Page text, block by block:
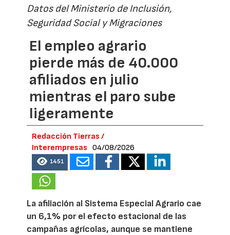
Datos del Ministerio de Inclusión,
Seguridad Social y Migraciones
El empleo agrario
pierde más de 40.000
afiliados en julio
mientras el paro sube
ligeramente
Redacción Tierras /
Interempresas
04/08/2026
1451
La afiliación al Sistema Especial Agrario cae
un 6,1% por el efecto estacional de las
campañas agrícolas, aunque se mantiene